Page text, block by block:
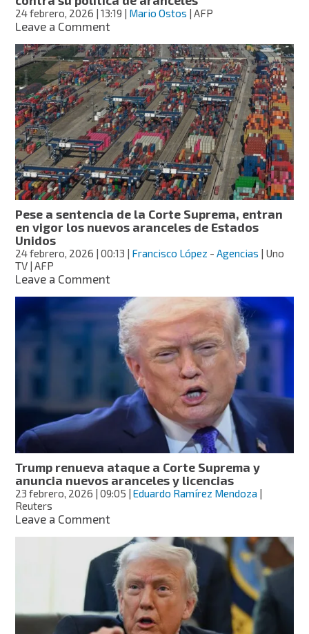
24 febrero, 2026 | 13:19 | Mario Ostos | AFP
Leave a Commenton
hablará
ante
el
Congreso
tras
fallo
contra
su
política
de
aranceles
Pese a sentencia de la Corte Suprema, entran
en vigor los nuevos aranceles de Estados
Unidos
24 febrero, 2026 | 00:13 Francisco López -Agencias
| Uno
TV | AFP
Leave a Commenton
sentencia
de
la
Corte
Suprema,
entran
en
vigor
los
aranceles
de
Estados
Unidos
Trump renueva ataque a Corte Suprema y
anuncia nuevos aranceles y licencias
23 febrero, 2026 | 09:05 |Eduardo Ramírez Mendoza |
Reuters
Leave a Commenton
renueva
ataque
a
Corte
Suprema
y
anuncia